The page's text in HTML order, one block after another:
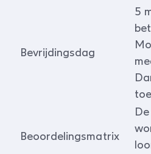
Bevrijdingsdag
5
Beoordelingsmatrix